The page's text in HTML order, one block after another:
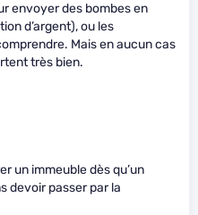
envoyer des bombes en
d’argent), ou les
Mais en aucun cas
très bien.
un immeuble dès qu’un
devoir passer par la